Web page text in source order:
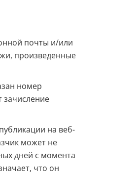
почты и/или
произведенные
номер
зачисление
на веб-
может не
дней с момента
что он